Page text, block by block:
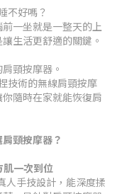
不好嗎？
一坐就是一整天的上
讓生活更舒適的關鍵。
頸按摩器。
技術的無線肩頸按摩
隨時在家就能恢復肩
頸按摩器？
肌一次到位
人手技設計，能深度揉